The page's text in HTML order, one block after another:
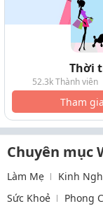
Thời
52.3k Thành viên
Tham gia
Chuyên mục
Làm Mẹ Kinh
Sức Khoẻ
Phong